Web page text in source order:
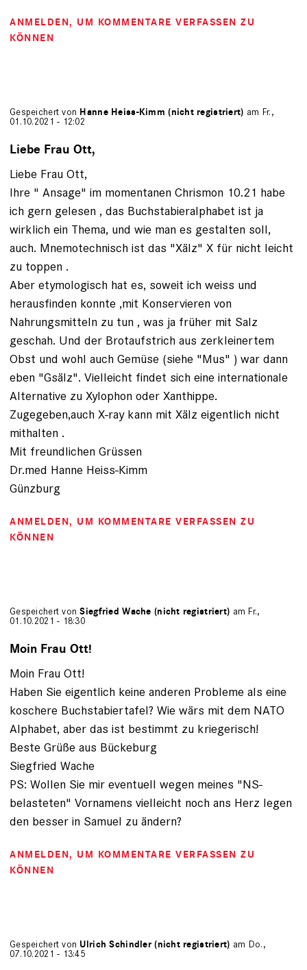
ANMELDEN, UM KOMMENTARE VERFASSEN ZU
KÖNNEN
Gespeichert von Hanne Heiss-Kimm (nicht registriert) am Fr.,
01.10.2021 - 12:02
Liebe Frau Ott,
Liebe Frau Ott,
Ihre " Ansage" im momentanen Chrismon 10.21 habe
ich gern gelesen , das Buchstabieralphabet ist ja
wirklich ein Thema, und wie man es gestalten soll,
auch. Mnemotechnisch ist das "Xälz" X für nicht leicht
zu toppen .
Aber etymologisch hat es, soweit ich weiss und
herausfinden konnte ,mit Konservieren von
Nahrungsmitteln zu tun , was ja früher mit Salz
geschah. Und der Brotaufstrich aus zerkleinertem
Obst und wohl auch Gemüse (siehe "Mus" ) war dann
eben "Gsälz". Vielleicht findet sich eine internationale
Alternative zu Xylophon oder Xanthippe.
Zugegeben,auch X-ray kann mit Xälz eigentlich nicht
mithalten .
Mit freundlichen Grüssen
Dr.med Hanne Heiss-Kimm
Günzburg
ANMELDEN, UM KOMMENTARE VERFASSEN ZU
KÖNNEN
Gespeichert vonSiegfried Wache (nicht registriert) am Fr.,
01.10.2021 - 18:30
Moin Frau Ott!
Moin Frau Ott!
Haben Sie eigentlich keine anderen Probleme als eine
koschere Buchstabiertafel? Wie wärs mit dem NATO
Alphabet, aber das ist bestimmt zu kriegerisch!
Beste Grüße aus Bückeburg
Siegfried Wache
PS: Wollen Sie mir eventuell wegen meines "NS-
belasteten" Vornamens vielleicht noch ans Herz legen
den besser in Samuel zu ändern?
ANMELDEN, UM KOMMENTARE VERFASSEN ZU
KÖNNEN
Gespeichert von Ulrich Schindler (nicht registriert) am Do.,
07.10.2021 - 13:45